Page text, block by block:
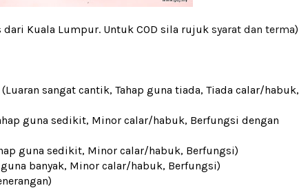
dari Kuala Lumpur. Untuk COD sila rujuk syarat dan terma)
sangat cantik, Tahap guna tiada, Tiada calar/habuk,
guna sedikit, Minor calar/habuk, Berfungsi dengan
guna sedikit, Minor calar/habuk, Berfungsi)
guna banyak, Minor calar/habuk, Berfungsi)